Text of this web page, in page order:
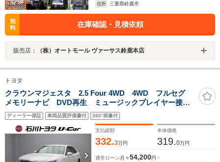
住所
三重県鈴鹿市
無
料
在庫確認・見積依頼
販売店： （株）オートモール ヴァーサス鈴鹿本店
トヨタ
クラウンマジェスタ 2.5 Four 4WD 4WD フルセグ
メモリーナビ DVD再生 ミュージックプレイヤー接続
可 バックカメラ 衝突被害軽減システム ETC ドラ
レコ LEDヘッドランプ ワンオーナー 記録簿
ディーラー保証 車両品質評価書付 360°画像付
支払総額
332.3万円
本体価格
319.0万円
通常ローン 月々54,200円